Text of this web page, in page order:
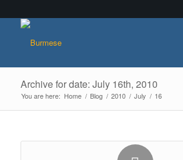
Archive for date: July 16th, 2010
You are here: Home / Blog / 2010 / July / 16